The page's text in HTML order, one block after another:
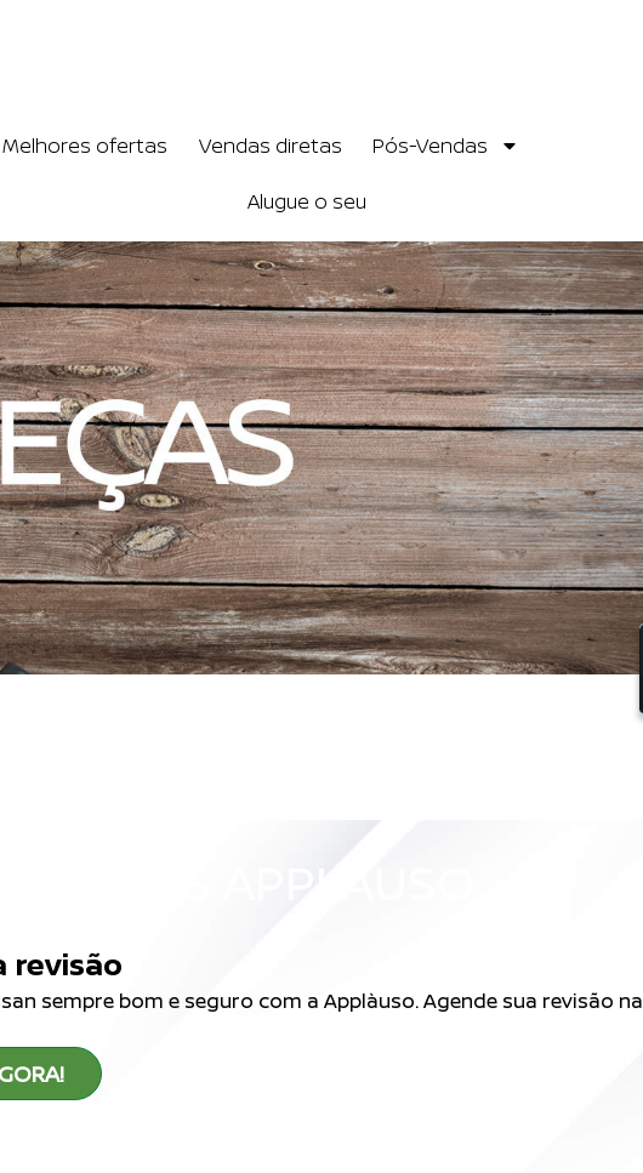
Melhores ofertas Vendas diretas Pós-Vendas
Alugue o seu
revisão
sempre bom e seguro com a Applàuso. Agende sua revisão na